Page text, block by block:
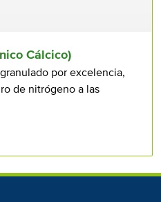
Cálcico)
por excelencia,
de nitrógeno a las